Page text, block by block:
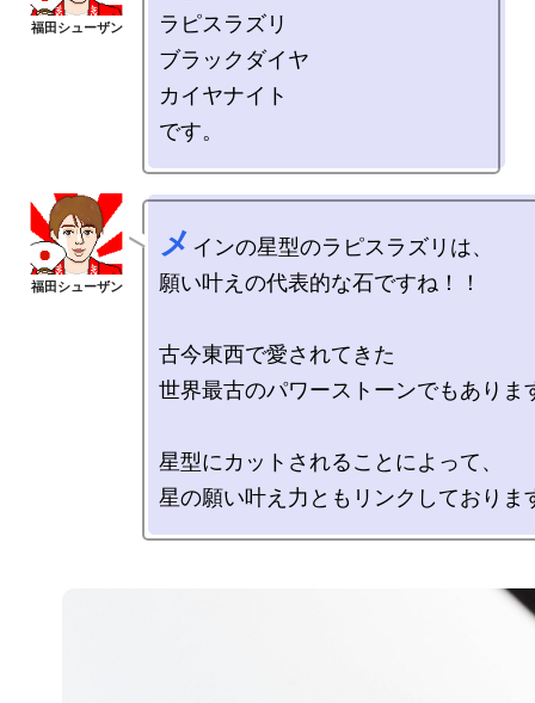
ラピスラズリ
ブラックダイヤ
カイヤナイト
メ インの星型のラピスラズリは、
願い叶えの代表的な石ですね！！
古今東西で愛されてきた
世界最古のパワーストーンでもありま
星型にカットされることによって、